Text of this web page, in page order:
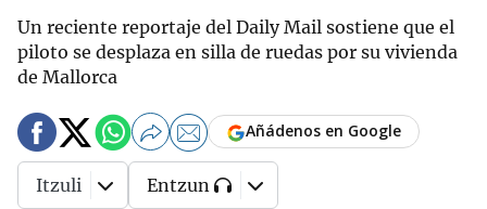
Un reciente reportaje del Daily Mail sostiene que el
piloto se desplaza en silla de ruedas por su vivienda
de Mallorca
Añádenos en Google
Itzuli Entzun